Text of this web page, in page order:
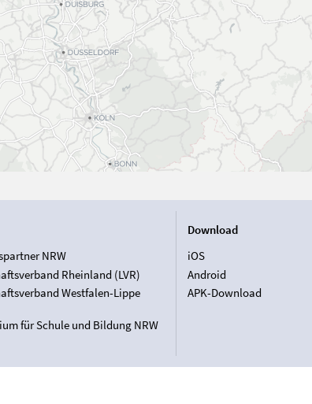
NRW
Rheinland (LVR)
Westfalen-Lippe
für Schule und Bildung NRW
Download
iOS
Android
APK-Download